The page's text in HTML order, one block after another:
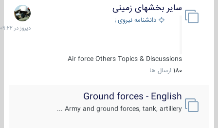
سایر بخشهای زمینی
دانشنامه نیروی زمینی
Air force Others Topics & Discussions
180 ارسال ها
دیروز
در
09:22
Ground forces - English
Army and ground forces, tank, artillery ...